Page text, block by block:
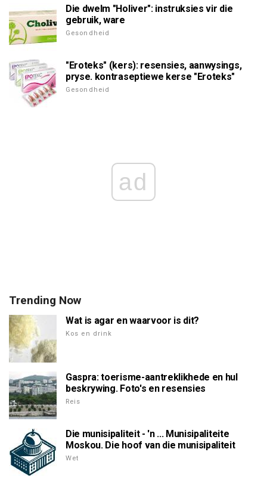
Die dwelm "Holiver": instruksies vir die
gebruik, ware
Gesondheid
"Eroteks" (kers): resensies, aanwysings,
pryse. kontraseptiewe kerse "Eroteks"
Gesondheid
ad
Trending Now
Wat is agar en waarvoor is dit?
Kos en drink
Gaspra: toerisme-aantreklikhede en hul
beskrywing. Foto's en resensies
Reis
Die munisipaliteit - 'n ... Munisipaliteite
Moskou. Die hoof van die munisipaliteit
Wet